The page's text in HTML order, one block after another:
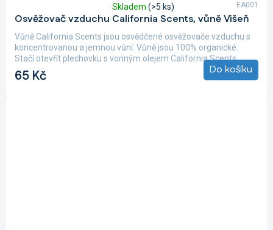
Osvěžovač vzduchu California Scents, vůně Višeň
hodnocení
produktu
je
5,0
5
Skladem (>5 ks)
65 Kč Do košíku
Vůně California Scents jsou osvědčené osvěžovače vzduchu s
koncentrovanou a jemnou vůní. Vůně jsou 100% organické.
Stačí otevřít plechovku s vonným olejem California Scents,...
EA001